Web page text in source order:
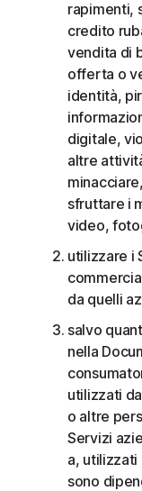
rapimenti,
credito
vendita di
offerta o
identità,
digitale,
altre
sfruttare i
video,
utilizzare i
da quelli
salvo
nella
utilizzati
o altre
Servizi
a, utilizzati
sono